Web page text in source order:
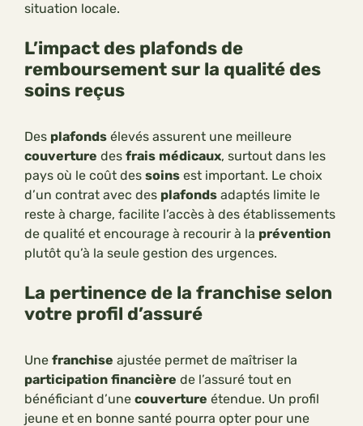
situation locale.
L’impact des plafonds de
remboursement sur la qualité des
soins reçus
Des plafonds élevés assurent une meilleure
couverture des frais médicaux, surtout dans les
pays où le coût des soins est important. Le choix
d’un contrat avec des plafonds adaptés limite le
reste à charge, facilite l’accès à des établissements
de qualité et encourage à recourir à la prévention
plutôt qu’à la seule gestion des urgences.
La pertinence de la franchise selon
votre profil d’assuré
Une franchise ajustée permet de maîtriser la
participation financière de l’assuré tout en
bénéficiant d’une couverture étendue. Un profil
jeune et en bonne santé pourra opter pour une